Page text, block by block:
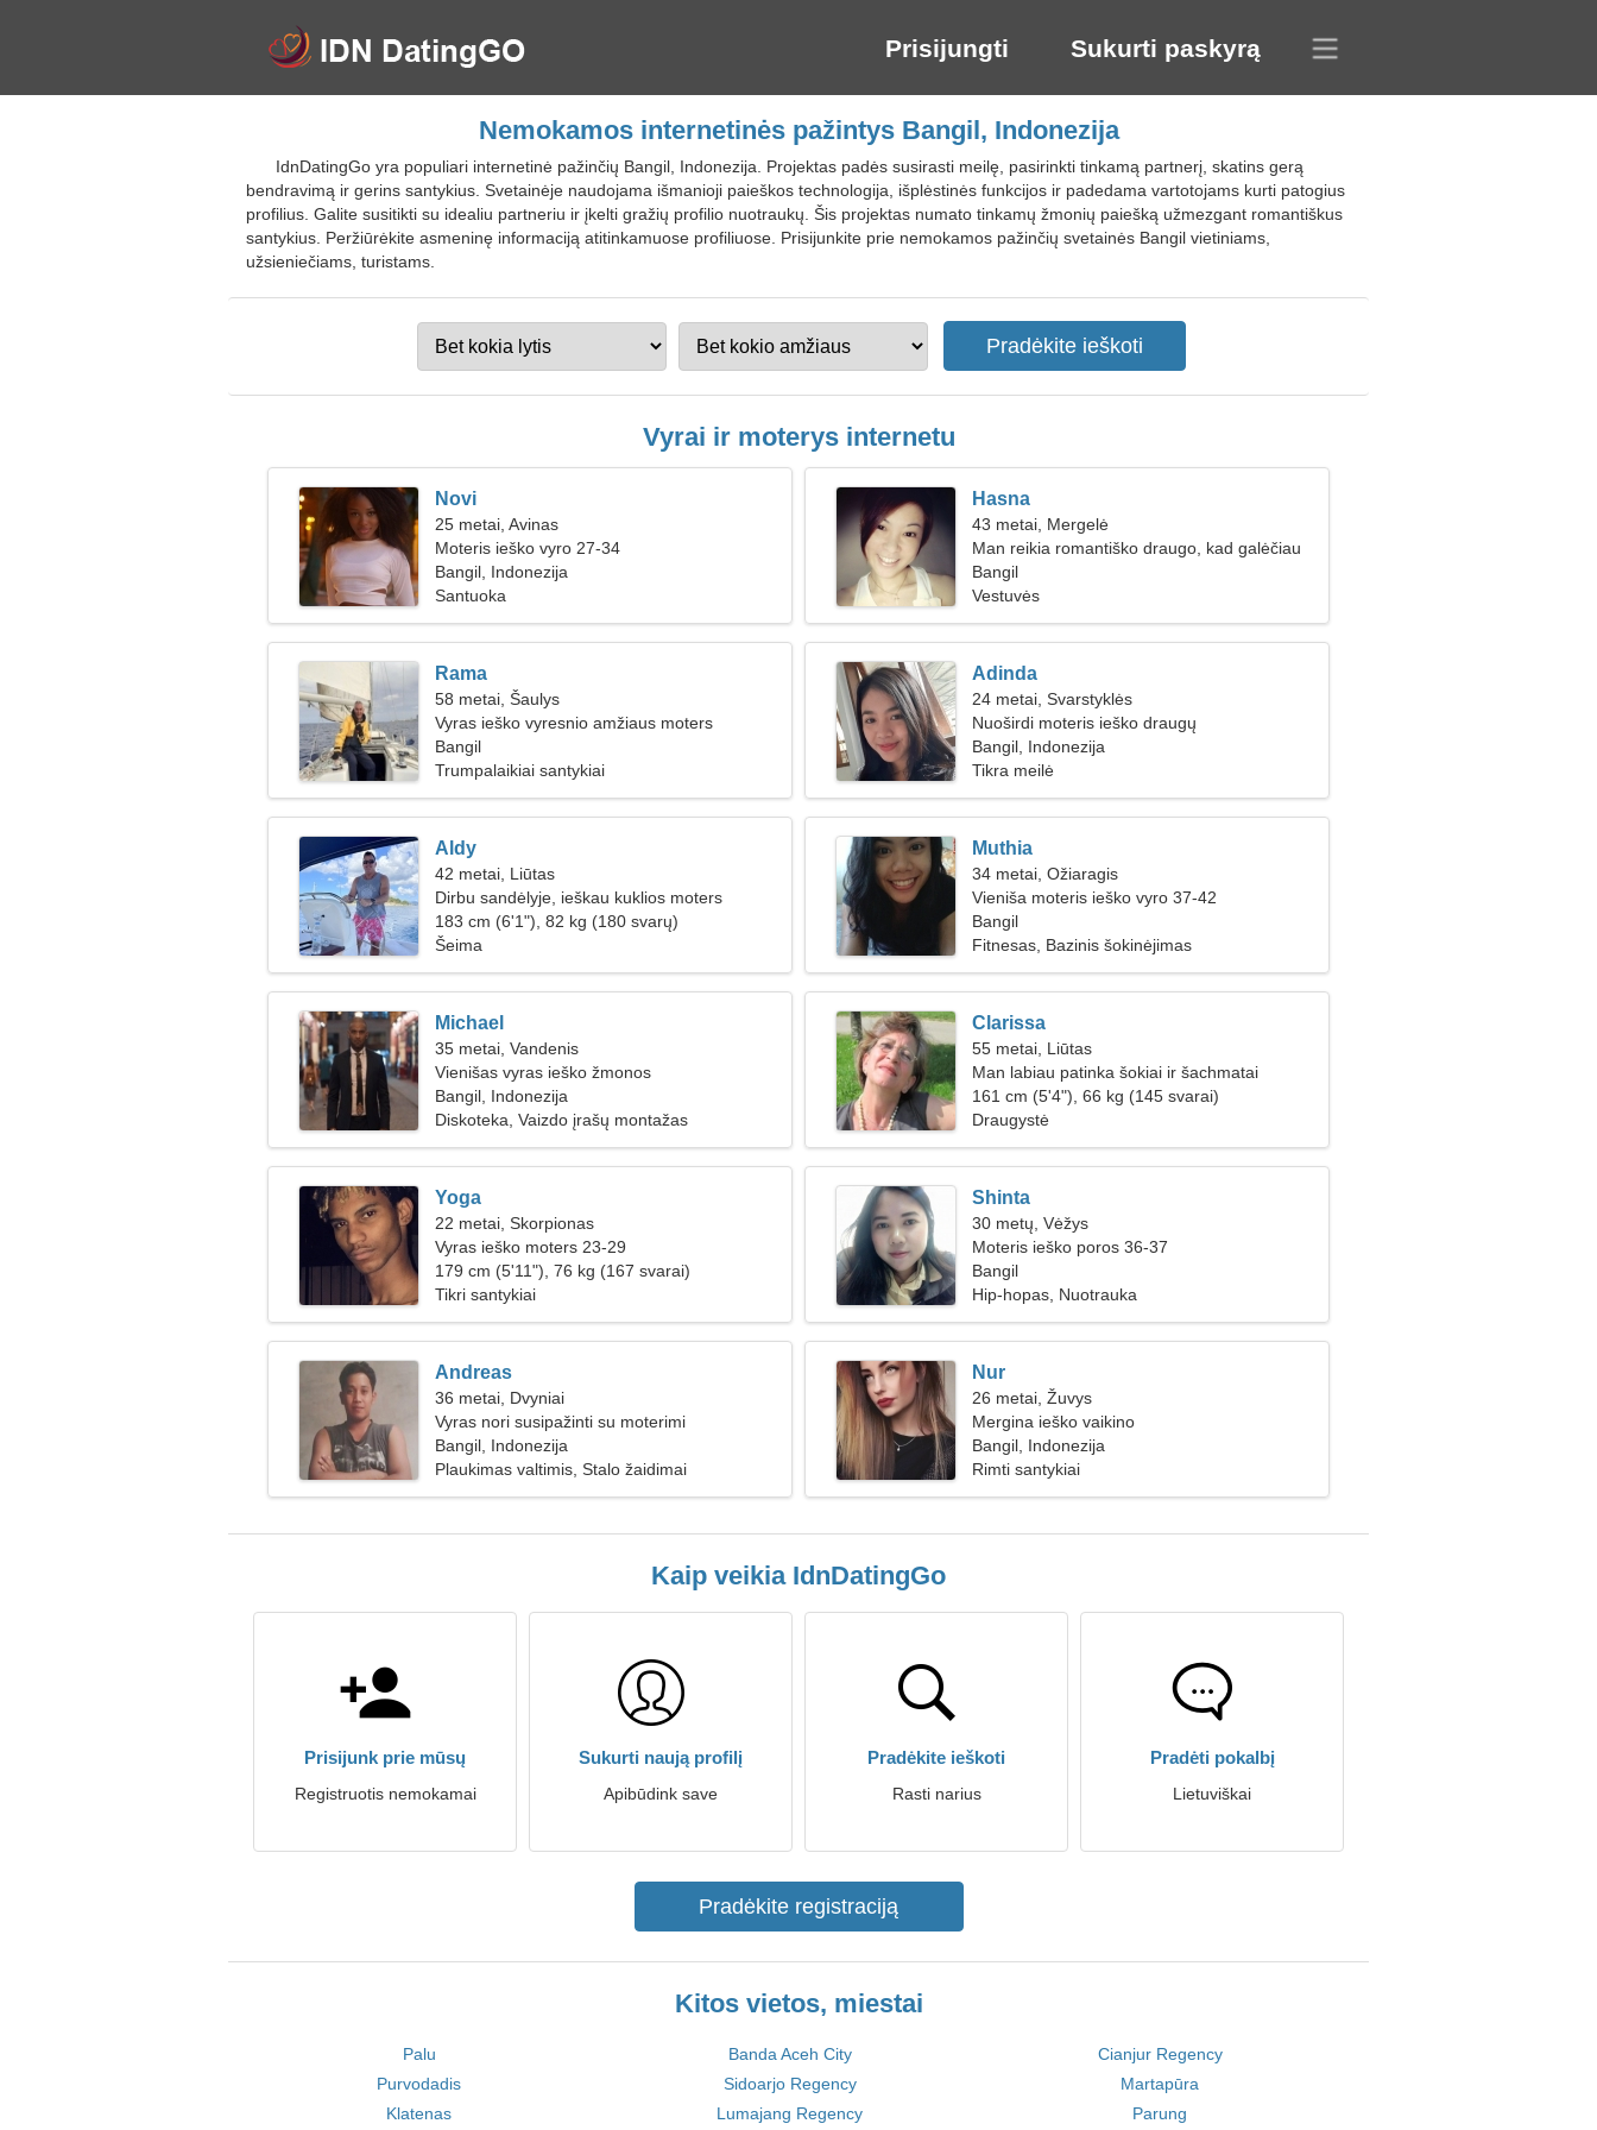
Prisijungti Sukurti paskyrą
Nemokamos internetinės pažintys Bangil, Indonezija
IdnDatingGo yra populiari internetinė pažinčių Bangil, Indonezija. Projektas padės susirasti meilę, pasirinkti tinkamą partnerį, skatins gerą
bendravimą ir gerins santykius. Svetainėje naudojama išmanioji paieškos technologija, išplėstinės funkcijos ir padedama vartotojams kurti patogius
profilius. Galite susitikti su idealiu partneriu ir įkelti gražių profilio nuotraukų. Šis projektas numato tinkamų žmonių paiešką užmezgant romantiškus
santykius. Peržiūrėkite asmeninę informaciją atitinkamuose profiliuose. Prisijunkite prie nemokamos pažinčių svetainės Bangil vietiniams,
užsieniečiams, turistams.
Vyrai ir moterys internetu
Novi
25 metai, Avinas
Moteris ieško vyro 27-34
Bangil, Indonezija
Santuoka
Hasna
43 metai, Mergelė
Man reikia romantiško draugo, kad galėčiau
keliauti kartu
Bangil
Vestuvės
Rama
58 metai, Šaulys
Vyras ieško vyresnio amžiaus moters
Bangil
Trumpalaikiai santykiai
Adinda
24 metai, Svarstyklės
Nuoširdi moteris ieško draugų
Bangil, Indonezija
Tikra meilė
Aldy
42 metai, Liūtas
Dirbu sandėlyje, ieškau kuklios moters
183 cm (6'1"), 82 kg (180 svarų)
Šeima
Muthia
34 metai, Ožiaragis
Vieniša moteris ieško vyro 37-42
Bangil
Fitnesas, Bazinis šokinėjimas
Michael
35 metai, Vandenis
Vienišas vyras ieško žmonos
Bangil, Indonezija
Diskoteka, Vaizdo įrašų montažas
Clarissa
55 metai, Liūtas
Man labiau patinka šokiai ir šachmatai
161 cm (5'4"), 66 kg (145 svarai)
Draugystė
Yoga
22 metai, Skorpionas
Vyras ieško moters 23-29
179 cm (5'11"), 76 kg (167 svarai)
Tikri santykiai
Shinta
30 metų, Vėžys
Moteris ieško poros 36-37
Bangil
Hip-hopas, Nuotrauka
Andreas
36 metai, Dvyniai
Vyras nori susipažinti su moterimi
Bangil, Indonezija
Plaukimas valtimis, Stalo žaidimai
Nur
26 metai, Žuvys
Mergina ieško vaikino
Bangil, Indonezija
Rimti santykiai
Kaip veikia IdnDatingGo
Prisijunk prie mūsų
Registruotis nemokamai
Sukurti naują profilį
Apibūdink save
Pradėkite ieškoti
Rasti narius
Pradėti pokalbį
Lietuviškai
Pradėkite registraciją
Kitos vietos, miestai
Palu Banda Aceh City
Cianjur Regency
Purvodadis
Sidoarjo Regency
Martapūra
Klatenas
Lumajang Regency Parung